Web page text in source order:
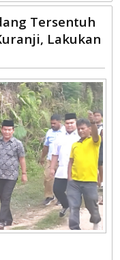
Tersentuh
Lakukan